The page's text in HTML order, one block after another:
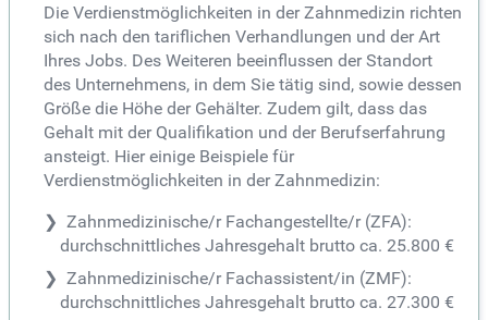
Die Verdienstmöglichkeiten in der Zahnmedizin richten
sich nach den tariflichen Verhandlungen und der Art
Ihres Jobs. Des Weiteren beeinflussen der Standort
des Unternehmens, in dem Sie tätig sind, sowie dessen
Größe die Höhe der Gehälter. Zudem gilt, dass das
Gehalt mit der Qualifikation und der Berufserfahrung
ansteigt. Hier einige Beispiele für
Verdienstmöglichkeiten in der Zahnmedizin:
Zahnmedizinische/r Fachangestellte/r (ZFA):
durchschnittliches Jahresgehalt brutto ca. 25.800 €
Zahnmedizinische/r Fachassistent/in (ZMF):
durchschnittliches Jahresgehalt brutto ca. 27.300 €